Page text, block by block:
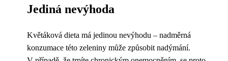
Jediná nevýhoda
Květáková dieta má jedinou nevýhodu – nadměrná
konzumace této zeleniny může způsobit nadýmání.